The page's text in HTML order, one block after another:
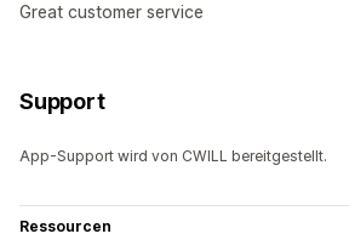
Great customer service
Support
App-Support wird von CWILL bereitgestellt.
Ressourcen